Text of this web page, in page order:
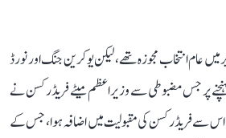
عام انتخاب مجوزہ تھے، لیکن یوکرین جنگ اور نورڈ
پر جس مضبوطی سے وزیر اعظم میٹے فریڈرکسن نے
سے فریڈرکسن کی مقبولیت میں اضافہ ہوا، جس کے